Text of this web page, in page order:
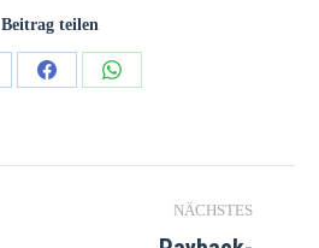
Beitrag teilen
NÄCHSTES